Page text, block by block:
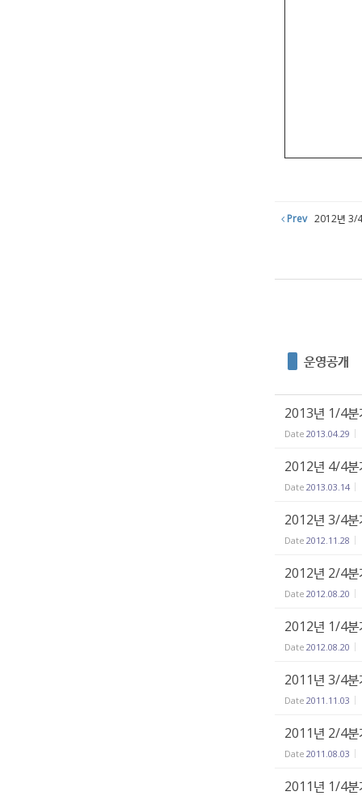
Prev 2012년 3/
운영공개
2013년 1/4분
Date 2013.04.29
2012년 4/4분
Date 2013.03.14
2012년 3/4분
Date 2012.11.28
2012년 2/4분
Date 2012.08.20
2012년 1/4분
Date 2012.08.20
2011년 3/4분
Date 2011.11.03
2011년 2/4분
Date 2011.08.03
2011년 1/4분